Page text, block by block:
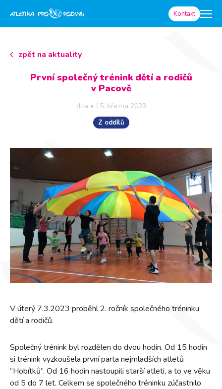
Kontakt
zpět na aktuality
První společný trénink dětí a rodičů
v Pacově
dita • 15. března 2023
Z oddílů
V úterý 7.3.2023 proběhl 2. ročník společného tréninku
dětí a rodičů.
Společný trénink byl rozdělen do dvou hodin. Od 15 hodin
si trénink vyzkoušela první parta nejmladších atletů
“Hobítků”. Od 16 hodin nastoupili starší atleti, a to ve věku
od 5 do 7 let. Celkem se společného tréninku zúčastnilo